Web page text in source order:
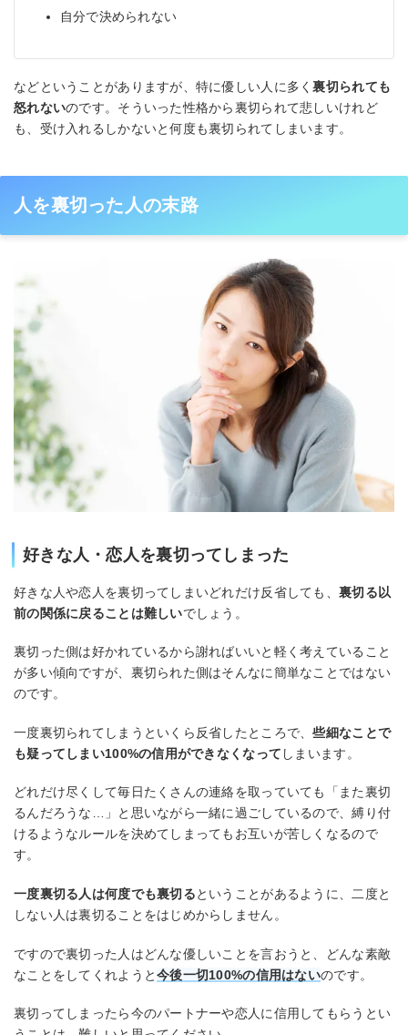
自分で決められない
などということがありますが、特に優しい人に多く裏切られても
怒れないのです。そういった性格から裏切られて悲しいけれど
も、受け入れるしかないと何度も裏切られてしまいます。
人を裏切った人の末路
好きな人・恋人を裏切ってしまった
好きな人や恋人を裏切ってしまいどれだけ反省しても、 裏切る以
前の関係に戻ることは難しいでしょう。
裏切った側は好かれているから謝ればいいと軽く考えていること
が多い傾向ですが、裏切られた側はそんなに簡単なことではない
のです。
一度裏切られてしまうといくら反省したところで、些細なことで
も疑ってしまい100%の信用ができなくなって しまいます。
どれだけ尽くして毎日たくさんの連絡を取っていても「また裏切
るんだろうな…」と思いながら一緒に過ごしているので、縛り付
けるようなルールを決めてしまってもお互いが苦しくなるので
す。
一度裏切る人は何度でも裏切るということがあるように、二度と
しない人は裏切ることをはじめからしません。
ですので裏切った人はどんな優しいことを言おうと、どんな素敵
なことをしてくれようと今後一切100%の信用はないのです。
裏切ってしまったら今のパートナーや恋人に信用してもらうとい